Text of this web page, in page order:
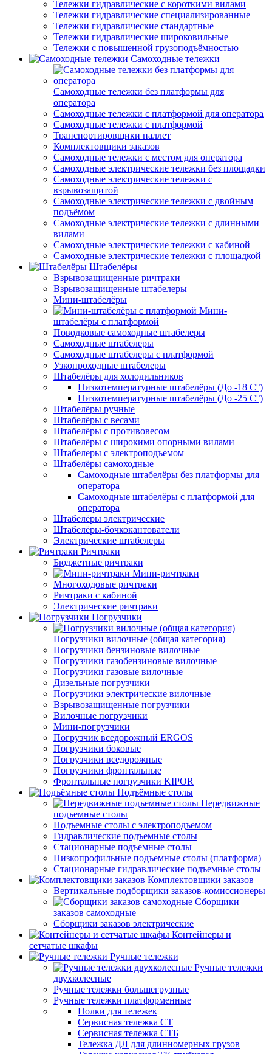
Тележки гидравлические с короткими вилами
Тележки гидравлические специализированные
Тележки гидравлические стандартные
Тележки гидравлические широковильные
Тележки с повышенной грузоподъёмностью
Самоходные тележки
Самоходные тележки без платформы для
оператора
Самоходные тележки с платформой для оператора
Самоходные тележки с платформой
Транспортировщики паллет
Комплектовщики заказов
Самоходные тележки с местом для оператора
Самоходные электрические тележки без площадки
Самоходные электрические тележки с
взрывозащитой
Самоходные электрические тележки с двойным
подъёмом
Самоходные электрические тележки с длинными
вилами
Самоходные электрические тележки с кабиной
Самоходные электрические тележки с площадкой
Штабелёры
Взрывозащищенные ричтраки
Взрывозащищенные штабелеры
Мини-штабелёры
Мини-
штабелёры с платформой
Поводковые самоходные штабелеры
Самоходные штабелеры
Самоходные штабелеры с платформой
Узкопроходные штабелеры
Штабелёры для холодильников
Низкотемпературные штабелёры (До -18 C°)
Низкотемпературные штабелёры (До -25 C°)
Штабелёры ручные
Штабелёры с весами
Штабелёры с противовесом
Штабелёры с широкими опорными вилами
Штабелеры с электроподъемом
Штабелёры самоходные
Самоходные штабелёры без платформы для
оператора
Самоходные штабелёры с платформой для
оператора
Штабелёры электрические
Штабелёры-бочкокантователи
Электрические штабелеры
Ричтраки
Бюджетные ричтраки
Мини-ричтраки
Многоходовые ричтраки
Ричтраки с кабиной
Электрические ричтраки
Погрузчики
Погрузчики вилочные (общая категория)
Погрузчики бензиновые вилочные
Погрузчики газобензиновые вилочные
Погрузчики газовые вилочные
Дизельные погрузчики
Погрузчики электрические вилочные
Взрывозащищенные погрузчики
Вилочные погрузчики
Мини-погрузчики
Погрузчик вседорожный ERGOS
Погрузчики боковые
Погрузчики вседорожные
Погрузчики фронтальные
Фронтальные погрузчики KIPOR
Подъёмные столы
Передвижные
подъемные столы
Подъемные столы с электроподъемом
Гидравлические подъемные столы
Стационарные подъемные столы
Низкопрофильные подъемные столы (платформа)
Стационарные гидравлические подъемные столы
Комплектовщики заказов
Вертикальные подборщики заказов-комиссионеры
Сборщики
заказов самоходные
Сборщики заказов электрические
Контейнеры и
сетчатые шкафы
Ручные тележки
Ручные тележки
двухколесные
Ручные тележки большегрузные
Ручные тележки платформенные
Полки для тележек
Сервисная тележка СТ
Сервисная тележка СТБ
Тележка ДЛ для длинномерных грузов